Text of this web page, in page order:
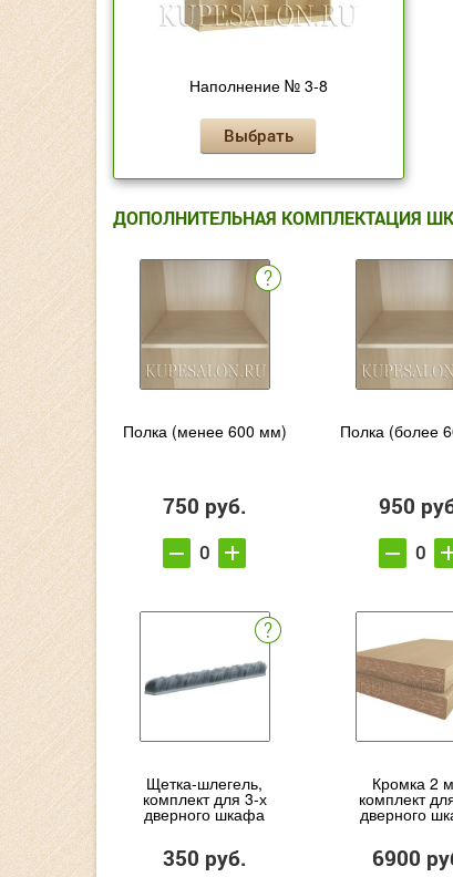
Наполнение № 3-8
Выбрать
ДОПОЛНИТЕЛЬНАЯ КОМПЛЕКТАЦИЯ
Полка (менее 600 мм)
750 руб.
Полка (более
950
Щетка-шлегель,
комплект для 3-х
дверного шкафа
350 руб.
Кромка 2
комплект
дверного
6900